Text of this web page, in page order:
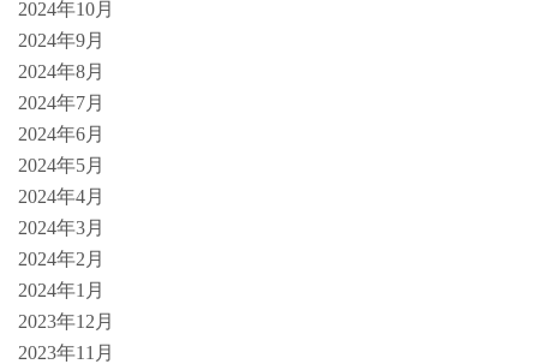
2024年10月
2024年9月
2024年8月
2024年7月
2024年6月
2024年5月
2024年4月
2024年3月
2024年2月
2024年1月
2023年12月
2023年11月